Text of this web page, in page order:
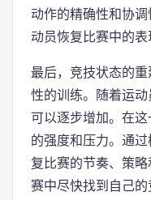
动作的精确性和协
动员恢复比赛中的表
最后，竞技状态的
性的训练。随着运
可以逐步增加。在
的强度和压力。通
复比赛的节奏、策
赛中尽快找到自己的